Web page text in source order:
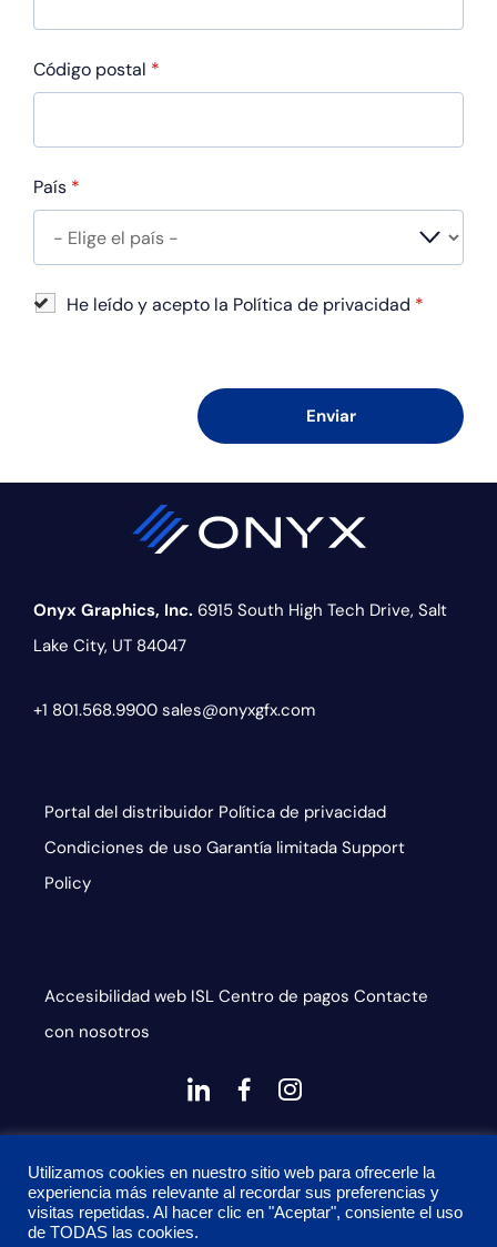
Código postal *
País *
He leído y acepto la Política de privacidad *
Onyx Graphics, Inc. 6915 South High Tech Drive, Salt
Lake City, UT 84047
+1 801.568.9900 sales@onyxgfx.com
Portal del distribuidor Política de privacidad
Condiciones de uso Garantía limitada Support
Policy
Accesibilidad web ISL Centro de pagos Contacte
con nosotros
dashicons-
linkedin
dashicons-
facebook-
alt
instagram
Privacy Policy and Terms of Service apply
Utilizamos cookies en nuestro sitio web para ofrecerle la
experiencia más relevante al recordar sus preferencias y
visitas repetidas. Al hacer clic en "Aceptar", consiente el uso
de TODAS las cookies.